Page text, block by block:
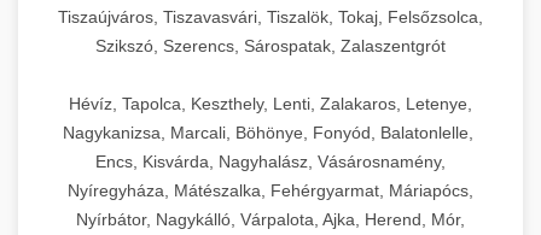
Tiszaújváros, Tiszavasvári, Tiszalök, Tokaj, Felsőzsolca,
Szikszó, Szerencs, Sárospatak, Zalaszentgrót
Hévíz, Tapolca, Keszthely, Lenti, Zalakaros, Letenye,
Nagykanizsa, Marcali, Böhönye, Fonyód, Balatonlelle,
Encs, Kisvárda, Nagyhalász, Vásárosnamény,
Nyíregyháza, Mátészalka, Fehérgyarmat, Máriapócs,
Nyírbátor, Nagykálló, Várpalota, Ajka, Herend, Mór,